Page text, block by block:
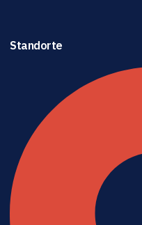
Standorte